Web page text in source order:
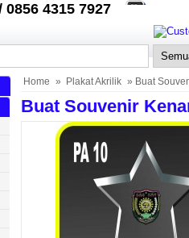
0856 4315 7927
Home » Plakat Akrilik » Buat
Buat Souvenir